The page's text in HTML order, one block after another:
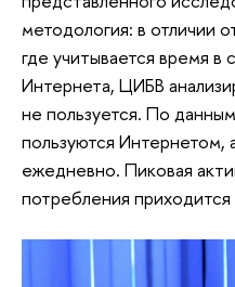
методология: в отличии
где учитывается время в
Интернета, ЦИБВ
не пользуется. По
пользуются Интернетом,
ежедневно. Пиковая
потребления